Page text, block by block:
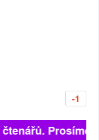
-1
Prosíme,